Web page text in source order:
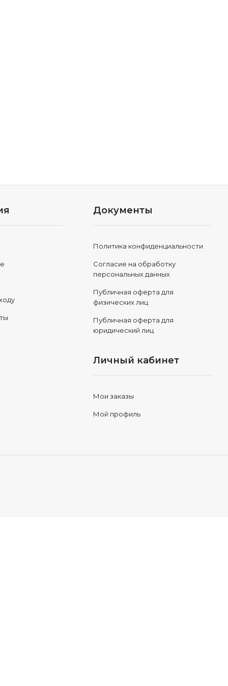
Документы
Политика конфиденциальности
Согласие на обработку
персональных данных
Публичная оферта для
физических лиц
Публичная оферта для
юридический лиц
Личный кабинет
Мои заказы
Мой профиль